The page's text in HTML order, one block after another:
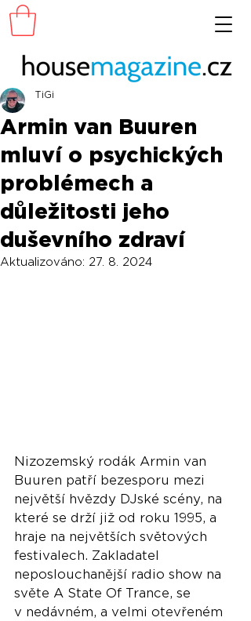
Armin van Buuren
mluví o psychických
problémech a
důležitosti jeho
duševního zdraví
TiGi
Aktualizováno: 27. 8. 2024
Nizozemský rodák Armin van
Buuren patří bezesporu mezi
největší hvězdy DJské scény, na
které se drží již od roku 1995, a
hraje na největších světových
festivalech. Zakladatel
neposlouchanější radio show na
světe A State Of Trance, se
v nedávném, a velmi otevřeném